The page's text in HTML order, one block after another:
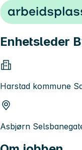
Hopp til innhold
Enhetsleder
Harstad kommune
Asbjørn